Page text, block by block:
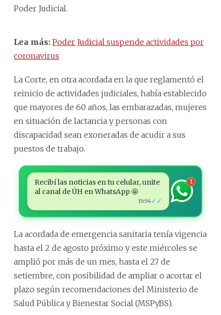
Poder Judicial.
Lea más: Poder Judicial suspende actividades por
coronavirus
La Corte, en otra acordada en la que reglamentó el
reinicio de actividades judiciales, había establecido
que mayores de 60 años, las embarazadas, mujeres
en situación de lactancia y personas con
discapacidad sean exoneradas de acudir a sus
puestos de trabajo.
Recibí las noticias en tu celular, unite
al canal de ÚH en WhatsApp 🤩
15:54✓✓
1
La acordada de emergencia sanitaria tenía vigencia
hasta el 2 de agosto próximo y este miércoles se
amplió por más de un mes, hasta el 27 de
setiembre, con posibilidad de ampliar o acortar el
plazo según recomendaciones del Ministerio de
Salud Pública y Bienestar Social (MSPyBS).